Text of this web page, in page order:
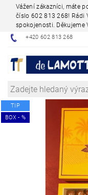
Vážení zákazníci, máte
číslo 602 813 268! Rádi
spokojenosti. Děkujeme
+420 602 813 268
TIP
BOX - %